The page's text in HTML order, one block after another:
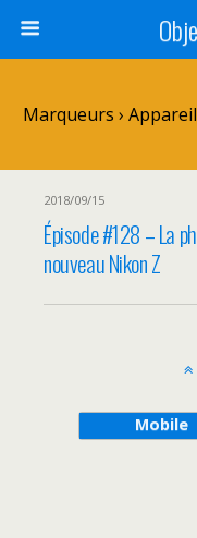
Marqueurs ›
2018/09/15
Épisode #128 – La
nouveau Nikon Z
Mobile